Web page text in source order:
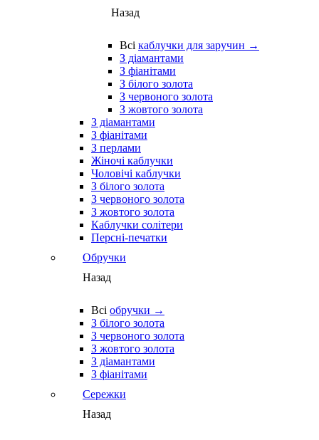
Назад
Всі каблучки для заручин →
З діамантами
З фіанітами
З білого золота
З червоного золота
З жовтого золота
З діамантами
З фіанітами
З перлами
Жіночі каблучки
Чоловічі каблучки
З білого золота
З червоного золота
З жовтого золота
Каблучки солітери
Персні-печатки
Обручки
Назад
Всі обручки →
З білого золота
З червоного золота
З жовтого золота
З діамантами
З фіанітами
Сережки
Назад